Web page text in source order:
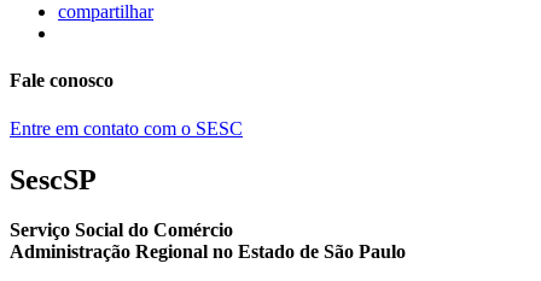
compartilhar
Fale conosco
Entre em contato com o SESC
SescSP
Serviço Social do Comércio
Administração Regional no Estado de São Paulo